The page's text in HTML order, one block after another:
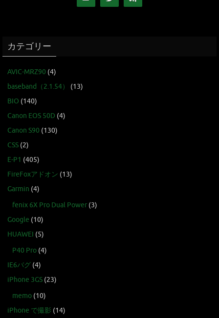
カテゴリー
AVIC-MRZ90 (4)
baseband（2.1.54）
(13)
BIO (140)
Canon EOS 50D (4)
Canon S90 (130)
CSS (2)
E-P1 (405)
FireFoxアドオン (13)
Garmin (4)
fenix 6X Pro Dual Power (3)
Google (10)
HUAWEI (5)
P40 Pro (4)
IE6バグ (4)
iPhone 3GS (23)
memo (10)
iPhone で撮影 (14)